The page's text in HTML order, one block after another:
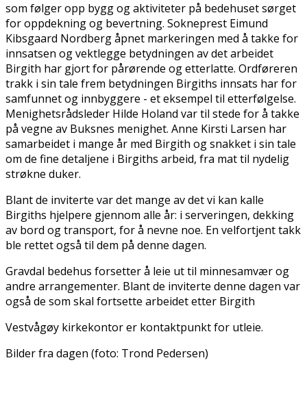
som følger opp bygg og aktiviteter på bedehuset sørget
for oppdekning og bevertning. Sokneprest Eimund
Kibsgaard Nordberg åpnet markeringen med å takke for
innsatsen og vektlegge betydningen av det arbeidet
Birgith har gjort for pårørende og etterlatte. Ordføreren
trakk i sin tale frem betydningen Birgiths innsats har for
samfunnet og innbyggere - et eksempel til etterfølgelse.
Menighetsrådsleder Hilde Holand var til stede for å takke
på vegne av Buksnes menighet. Anne Kirsti Larsen har
samarbeidet i mange år med Birgith og snakket i sin tale
om de fine detaljene i Birgiths arbeid, fra mat til nydelig
strøkne duker.
Blant de inviterte var det mange av det vi kan kalle
Birgiths hjelpere gjennom alle år: i serveringen, dekking
av bord og transport, for å nevne noe. En velfortjent takk
ble rettet også til dem på denne dagen.
Gravdal bedehus forsetter å leie ut til minnesamvær og
andre arrangementer. Blant de inviterte denne dagen var
også de som skal fortsette arbeidet etter Birgith
Vestvågøy kirkekontor er kontaktpunkt for utleie.
Bilder fra dagen (foto: Trond Pedersen)